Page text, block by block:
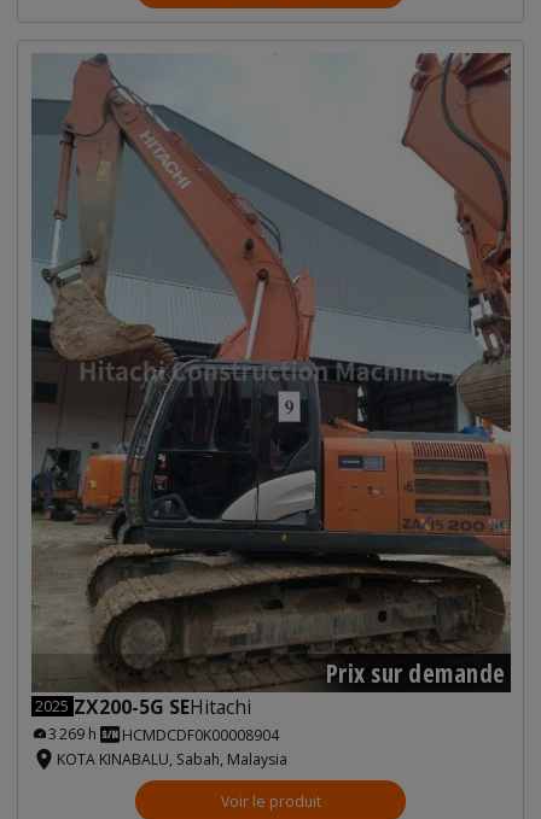
Prix sur demande
2025 ZX200-5G SEHitachi
3 269 h
HCMDCDF0K00008904
KOTA KINABALU, Sabah, Malaysia
Voir le produit